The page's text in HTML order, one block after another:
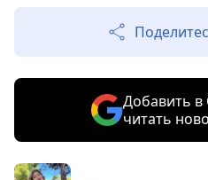
Добавить в
читать